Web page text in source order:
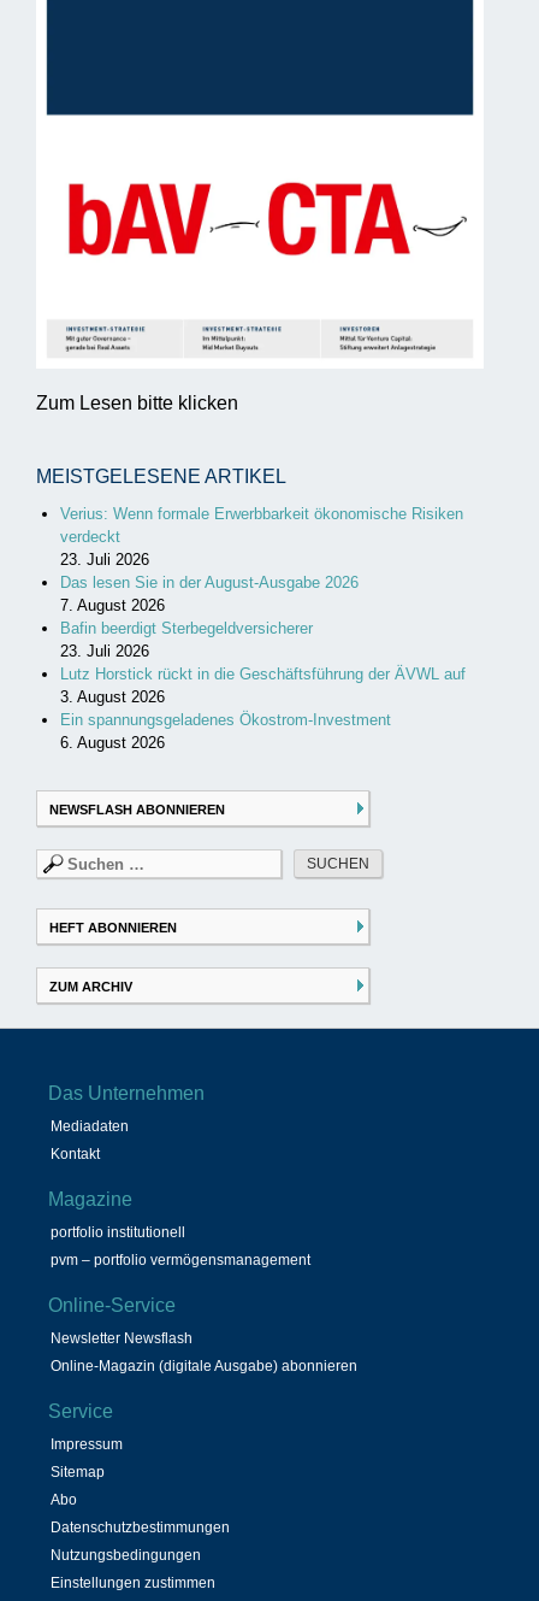
Zum Lesen bitte klicken
MEISTGELESENE ARTIKEL
Verius: Wenn formale Erwerbbarkeit ökonomische Risiken
verdeckt
23. Juli 2026
Das lesen Sie in der August-Ausgabe 2026
7. August 2026
Bafin beerdigt Sterbegeldversicherer
23. Juli 2026
Lutz Horstick rückt in die Geschäftsführung der ÄVWL auf
3. August 2026
Ein spannungsgeladenes Ökostrom-Investment
6. August 2026
NEWSFLASH ABONNIEREN
Suchen
nach:
HEFT ABONNIEREN
ZUM ARCHIV
Das Unternehmen
Mediadaten
Kontakt
Magazine
portfolio institutionell
pvm – portfolio vermögensmanagement
Online-Service
Newsletter Newsflash
Online-Magazin (digitale Ausgabe) abonnieren
Service
Impressum
Sitemap
Abo
Datenschutzbestimmungen
Nutzungsbedingungen
Einstellungen zustimmen